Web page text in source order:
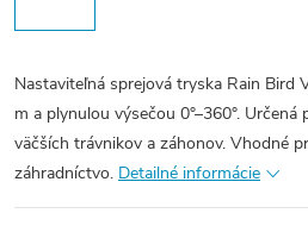
Nastaviteľná sprejová tryska Rain Bird
m a plynulou výsečou 0°–360°. Určená
väčších trávnikov a záhonov. Vhodné
záhradníctvo. Detailné informácie